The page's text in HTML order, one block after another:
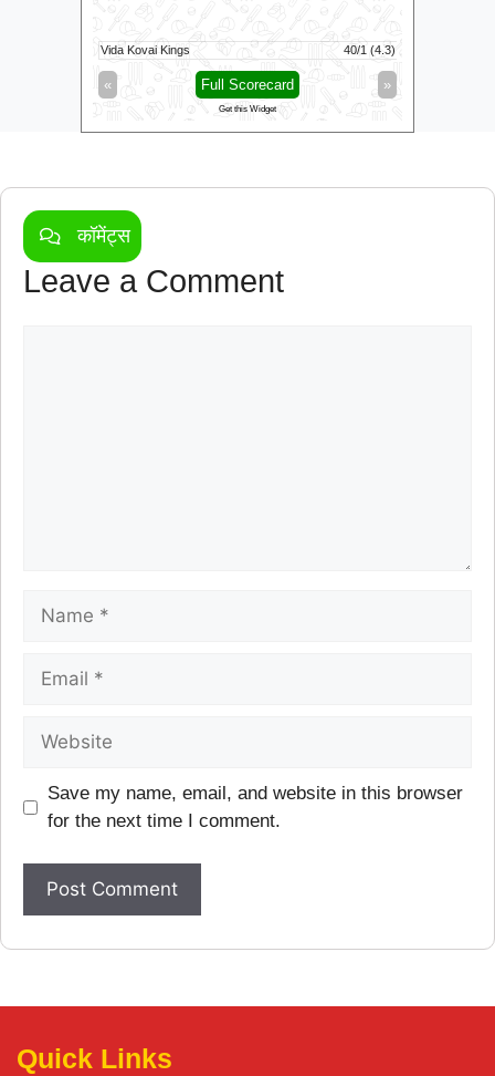
Vida Kovai Kings 40/1 (4.3)
« »
Full Scorecard
Get this Widget
कॉमेंट्स
Leave a Comment
Save my name, email, and website in this browser
for the next time I comment.
Quick Links